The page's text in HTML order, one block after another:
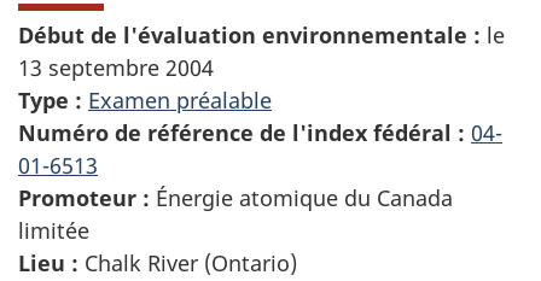
Début de l'évaluation environnementale : le
13 septembre 2004
Type : Examen préalable
Numéro de référence de l'index fédéral : 04-
01-6513
Promoteur : Énergie atomique du Canada
limitée
Lieu : Chalk River (Ontario)